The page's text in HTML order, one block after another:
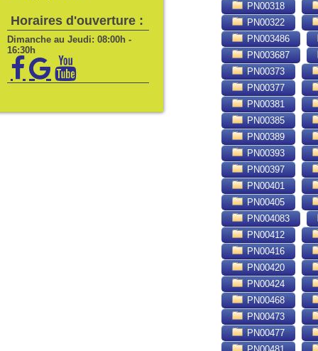
PN00318
PN00322
PN003486
PN003687
PN00373
PN00377
PN00381
PN00385
PN00389
PN00393
PN00397
PN00401
PN00405
PN004083
PN00412
PN00416
PN00420
PN00424
PN00468
PN00473
PN00477
Horaires d'ouverture :
Dimanche au Jeudi: 08:00h -
16:30h